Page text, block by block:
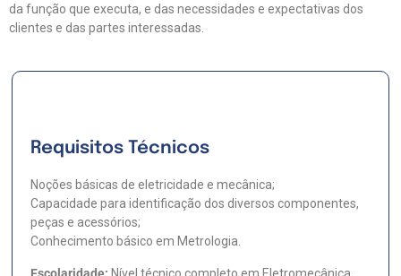
da função que executa, e das necessidades e expectativas dos
clientes e das partes interessadas.
Requisitos Técnicos
Noções básicas de eletricidade e mecânica;
Capacidade para identificação dos diversos componentes,
peças e acessórios;
Conhecimento básico em Metrologia.
Escolaridade: Nível técnico completo em Eletromecânica,